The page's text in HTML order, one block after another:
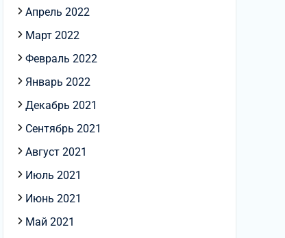
Апрель 2022
Март 2022
Февраль 2022
Январь 2022
Декабрь 2021
Сентябрь 2021
Август 2021
Июль 2021
Июнь 2021
Май 2021